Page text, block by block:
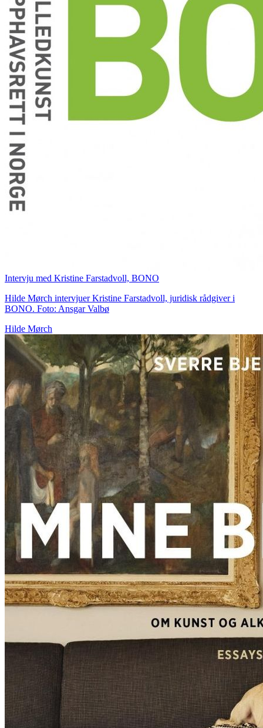
Intervju med Kristine Farstadvoll, BONO
Hilde Mørch intervjuer Kristine Farstadvoll, juridisk rådgiver i
BONO. Foto: Ansgar Valbø
Hilde Mørch